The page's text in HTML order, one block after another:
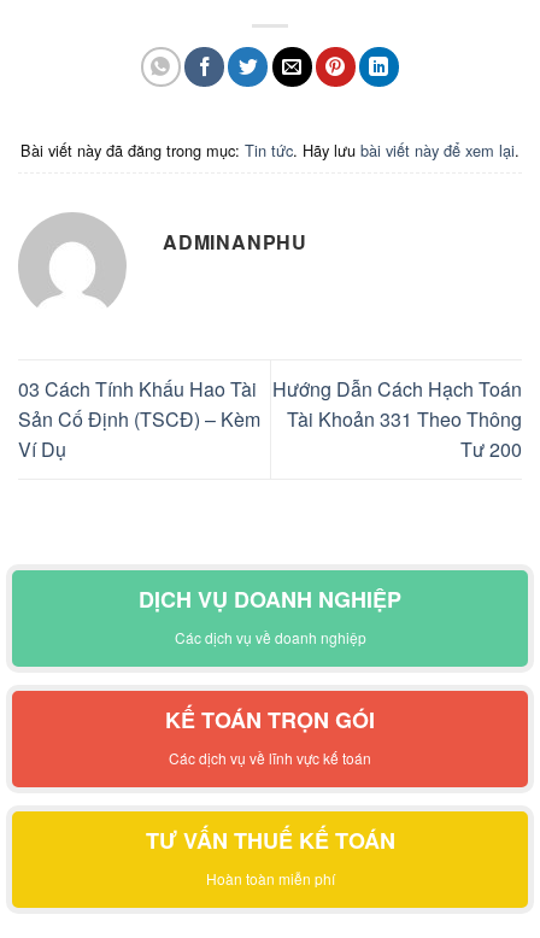
Bài viết này đã đăng trong mục: Tin tức. Hãy lưu bài viết này để xem lại.
ADMINANPHU
03 Cách Tính Khấu Hao Tài
Sản Cố Định (TSCĐ) – Kèm
Ví Dụ
Hướng Dẫn Cách Hạch Toán
Tài Khoản 331 Theo Thông
Tư 200
DỊCH VỤ DOANH NGHIỆP
Các dịch vụ về doanh nghiệp
KẾ TOÁN TRỌN GÓI
Các dịch vụ về lĩnh vực kế toán
TƯ VẤN THUẾ KẾ TOÁN
Hoàn toàn miễn phí